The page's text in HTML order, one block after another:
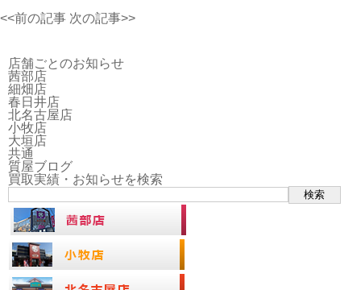
<<前の記事 次の記事>>
店舗ごとのお知らせ
茜部店
細畑店
春日井店
北名古屋店
小牧店
大垣店
共通
質屋ブログ
買取実績・お知らせを検索
検索